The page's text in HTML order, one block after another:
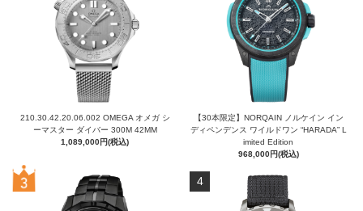
210.30.42.20.06.002 OMEGA オメガ シ
ーマスター ダイバー 300M 42MM
1,089,000円(税込)
【30本限定】NORQAIN ノルケイン イン
ディペンデンス ワイルドワン “HARADA” L
imited Edition
968,000円(税込)
4